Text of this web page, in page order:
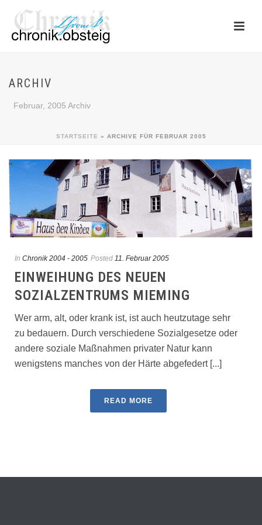
ARCHIV
Februar, 2005 Archiv
STARTSEITE » ARCHIVE FÜR FEBRUAR 2005
In Chronik 2004 - 2005 Posted 11. Februar 2005
EINWEIHUNG DES NEUEN
SOZIALZENTRUMS MIEMING
Wer arm, alt, oder krank ist, ist auch heutzutage sehr
zu bedauern. Durch verschiedene Sozialgesetze oder
andere soziale Maßnahmen privater Natur kann
wenigstens manches von der Härte abgefedert [...]
READ MORE